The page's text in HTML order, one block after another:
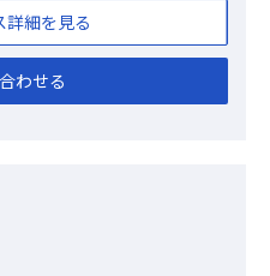
詳細を見る
わせる